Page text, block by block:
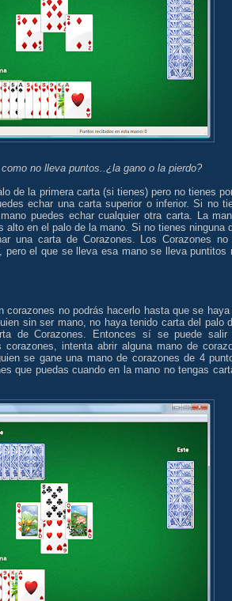
no lleva puntos..¿la gano o la pierdo?
de la primera carta (si tienes) pero no tienes
echar una carta superior o inferior. Si no
puedes echar cualquier otra carta. La
alto en el palo de la mano. Si no tienes ninguna
una carta de Corazones. Los Corazones no
pero el que se lleva esa mano se lleva puntitos
corazones no podrás hacerlo hasta que se haya
sin ser mano, no haya tenido carta del palo
de Corazones. Entonces sí se puede salir
intenta abrir alguna mano de
se gane una mano de corazones de 4
que puedas cuando en la mano no tengas